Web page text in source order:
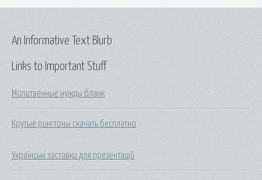
Links to Important Stuff
Молитвенные нужды бланк
Крутые рингтоны скачать бесплатно
Українські заставки для презентацій
An Informative Text Blurb